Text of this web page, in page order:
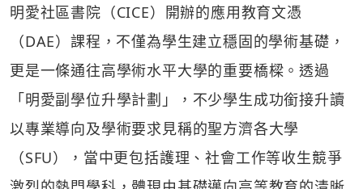
明愛社區書院（CICE）開辦的應用教育文憑
（DAE）課程，不僅為學生建立穩固的學術基礎，
更是一條通往高學術水平大學的重要橋樑。透過
「明愛副學位升學計劃」，不少學生成功銜接升讀
以專業導向及學術要求見稱的聖方濟各大學
（SFU），當中更包括護理、社會工作等收生競爭